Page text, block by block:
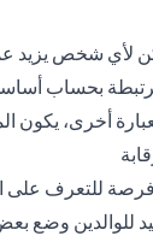
بحساب
بعبارة أخرى،
فرصة للتعرف
للوالدين وضع